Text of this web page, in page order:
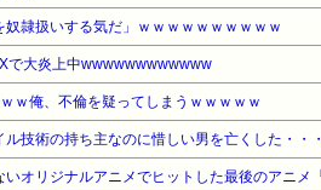
隷扱いする気だ」ｗｗｗｗｗｗｗｗｗｗ
で大炎上中wwwwwwwwwwww
ｗ俺、不倫を疑ってしまうｗｗｗｗｗ
技術の持ち主なのに惜しい男を亡くした・・・